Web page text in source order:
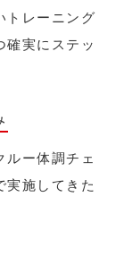
トレーニング
確実にステッ
ルー体調チェ
実施してきた